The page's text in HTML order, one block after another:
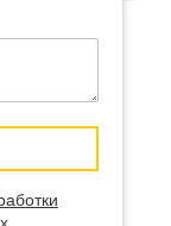
в Китае)
06 с
или
ваш дизайн